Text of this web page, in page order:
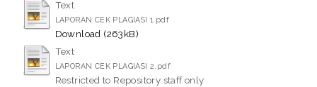
Text
LAPORAN CEK PLAGIASI 1.pdf
Download (263kB)
Text
LAPORAN CEK PLAGIASI 2.pdf
Restricted to Repository staff only